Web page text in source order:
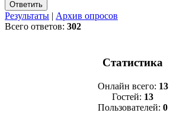
Результаты | Архив опросов
Всего ответов: 302
Статистика
Онлайн всего: 13
Гостей: 13
Пользователей: 0